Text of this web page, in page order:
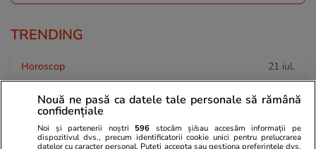
TRENDING
Horoscop 21 iul.
Horoscop 22 iulie 2026. Berbecii au ceva
important de învățat din excesele acestei zile,
în special cele pe care le fac față de cei din
familie
Nouă ne pasă ca datele tale personale să rămână
confidențiale
Noi și partenerii noștri 596 stocăm și/sau accesăm informații pe
dispozitivul dvs., precum identificatorii cookie unici pentru prelucrarea
datelor cu caracter personal. Puteți accepta sau gestiona preferințele dvs.